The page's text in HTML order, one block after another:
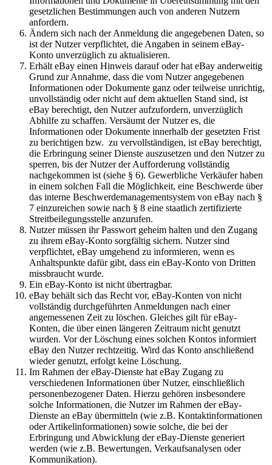
gesetzlichen Bestimmungen auch von anderen Nutzern
anfordern.
Ändern sich nach der Anmeldung die angegebenen Daten, so
ist der Nutzer verpflichtet, die Angaben in seinem eBay-
Konto unverzüglich zu aktualisieren.
Erhält eBay einen Hinweis darauf oder hat eBay anderweitig
Grund zur Annahme, dass die vom Nutzer angegebenen
Informationen oder Dokumente ganz oder teilweise unrichtig,
unvollständig oder nicht auf dem aktuellen Stand sind, ist
eBay berechtigt, den Nutzer aufzufordern, unverzüglich
Abhilfe zu schaffen. Versäumt der Nutzer es, die
Informationen oder Dokumente innerhalb der gesetzten Frist
zu berichtigen bzw. zu vervollständigen, ist eBay berechtigt,
die Erbringung seiner Dienste auszusetzen und den Nutzer zu
sperren, bis der Nutzer der Aufforderung vollständig
nachgekommen ist (siehe § 6). Gewerbliche Verkäufer haben
in einem solchen Fall die Möglichkeit, eine Beschwerde über
das interne Beschwerdemanagementsystem von eBay nach §
7 einzureichen sowie nach § 8 eine staatlich zertifizierte
Streitbeilegungsstelle anzurufen.
Nutzer müssen ihr Passwort geheim halten und den Zugang
zu ihrem eBay-Konto sorgfältig sichern. Nutzer sind
verpflichtet, eBay umgehend zu informieren, wenn es
Anhaltspunkte dafür gibt, dass ein eBay-Konto von Dritten
missbraucht wurde.
Ein eBay-Konto ist nicht übertragbar.
eBay behält sich das Recht vor, eBay-Konten von nicht
vollständig durchgeführten Anmeldungen nach einer
angemessenen Zeit zu löschen. Gleiches gilt für eBay-
Konten, die über einen längeren Zeitraum nicht genutzt
wurden. Vor der Löschung eines solchen Kontos informiert
eBay den Nutzer rechtzeitig. Wird das Konto anschließend
wieder genutzt, erfolgt keine Löschung.
Im Rahmen der eBay-Dienste hat eBay Zugang zu
verschiedenen Informationen über Nutzer, einschließlich
personenbezogener Daten. Hierzu gehören insbesondere
solche Informationen, die Nutzer im Rahmen der eBay-
Dienste an eBay übermitteln (wie z.B. Kontaktinformationen
oder Artikelinformationen) sowie solche, die bei der
Erbringung und Abwicklung der eBay-Dienste generiert
werden (wie z.B. Bewertungen, Verkaufsanalysen oder
Kommunikation).